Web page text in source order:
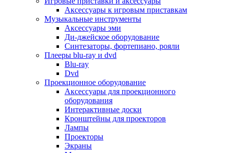
Для медицинского оборудования
Для микроволновок
Для пылесосов
Для техники по уходу за одеждой
Для техники по уходу за собой
Для фильтров воды
Дополнительные принадлежности
Телевизоры и аксессуары
Телевизоры
Аксессуары для телевизоров
Комплекты спутникового тв
Кронштейны и подставки для тв
Приставки smart box
Прочие аксессуары для тв
Пульты ду
Тв антенны
Аксессуары к игровым приставкам
Музыкальные инструменты
Аксессуары эми
Ди-джейское оборудование
Синтезаторы, фортепиано, рояли
Плееры blu-ray и dvd
Blu-ray
Dvd
Проекционное оборудование
Аксессуары для проекционного
оборудования
Интерактивные доски
Кронштейны для проекторов
Лампы
Проекторы
Экраны